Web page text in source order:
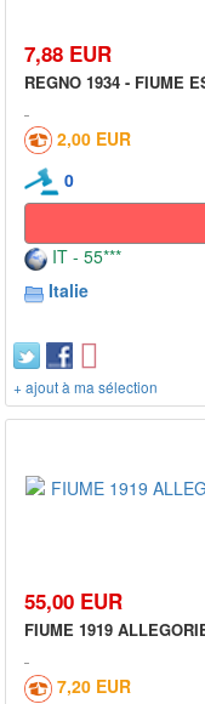
7,88 EUR
REGNO 1934 - FIUME
2,00 EUR
0
IT - 55***
Italie
+ ajout à ma sélection
55,00 EUR
FIUME 1919
7,20 EUR